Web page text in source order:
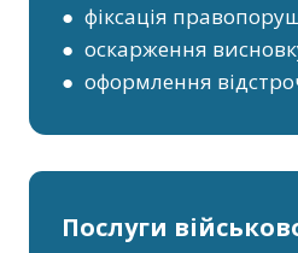
● фіксація
● оскарження
● оформлення
Послуги